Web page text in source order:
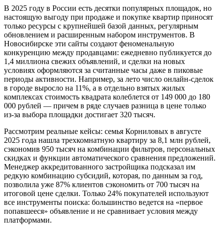
В 2025 году в России есть десятки популярных площадок, но
настоящую выгоду при продаже и покупке квартир приносят
только ресурсы с крупнейшей базой данных, регулярным
обновлением и расширенным набором инструментов. В
Новосибирске эти сайты создают феноменальную
конкуренцию между продавцами: ежедневно публикуется до
1,4 миллиона свежих объявлений, и сделки на новых
условиях оформляются за считанные часы даже в пиковые
периоды активности. Например, за лето число онлайн-сделок
в городе выросло на 11%, а в отдельно взятых жилых
комплексах стоимость квадрата колеблется от 149 000 до 180
000 рублей — причем в ряде случаев разница в цене только
из-за выбора площадки достигает 320 тысяч.
Рассмотрим реальные кейсы: семья Корниловых в августе
2025 года нашла трехкомнатную квартиру за 8,1 млн рублей,
сэкономив 950 тысяч на комбинации фильтров, персональных
скидках и функции автоматического сравнения предложений.
Менеджер аккредитованного застройщика подсказал им
редкую комбинацию субсидий, которая, по данным за год,
позволила уже 87% клиентов сэкономить от 700 тысяч на
итоговой цене сделки. Только 24% покупателей используют
все инструменты поиска: большинство ведется на «первое
попавшееся» объявление и не сравнивает условия между
платформами.